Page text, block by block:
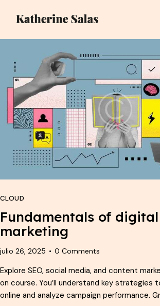
CLOUD
Fundamentals of digital
marketing
julio 26, 2025 0 Comments
Explore SEO, social media, and content
on course. You’ll understand key strategies
online and analyze campaign performance.